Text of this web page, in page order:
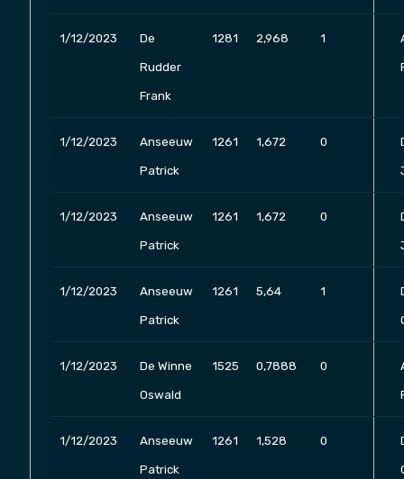
1/12/2023 De
Rudder
Frank
1281 2,968 1
1/12/2023 Anseeuw
Patrick
1261 1,672 0
1/12/2023 Anseeuw
Patrick
1261 1,672 0
1/12/2023 Anseeuw
Patrick
1261 5,64 1
1/12/2023 De Winne
Oswald
1525 0,7888 0
1/12/2023 Anseeuw
Patrick
1261 1,528 0